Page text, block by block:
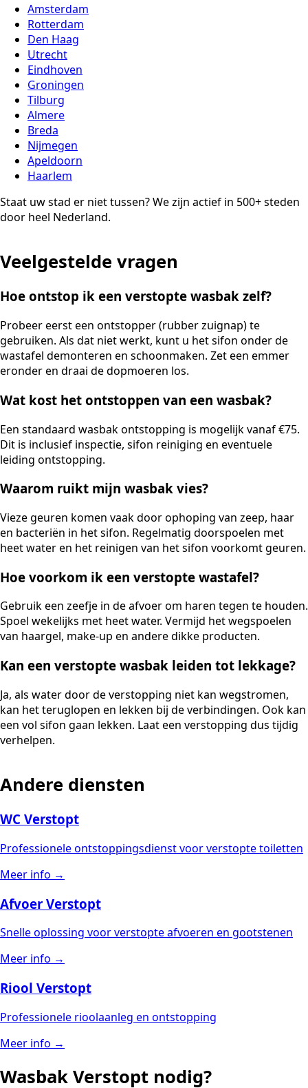
Amsterdam
Rotterdam
Den Haag
Utrecht
Eindhoven
Groningen
Tilburg
Almere
Breda
Nijmegen
Apeldoorn
Haarlem
Staat uw stad er niet tussen? We zijn actief in 500+ steden
door heel Nederland.
Veelgestelde vragen
Hoe ontstop ik een verstopte wasbak zelf?
Probeer eerst een ontstopper (rubber zuignap) te
gebruiken. Als dat niet werkt, kunt u het sifon onder de
wastafel demonteren en schoonmaken. Zet een emmer
eronder en draai de dopmoeren los.
Wat kost het ontstoppen van een wasbak?
Een standaard wasbak ontstopping is mogelijk vanaf €75.
Dit is inclusief inspectie, sifon reiniging en eventuele
leiding ontstopping.
Waarom ruikt mijn wasbak vies?
Vieze geuren komen vaak door ophoping van zeep, haar
en bacteriën in het sifon. Regelmatig doorspoelen met
heet water en het reinigen van het sifon voorkomt geuren.
Hoe voorkom ik een verstopte wastafel?
Gebruik een zeefje in de afvoer om haren tegen te houden.
Spoel wekelijks met heet water. Vermijd het wegspoelen
van haargel, make-up en andere dikke producten.
Kan een verstopte wasbak leiden tot lekkage?
Ja, als water door de verstopping niet kan wegstromen,
kan het teruglopen en lekken bij de verbindingen. Ook kan
een vol sifon gaan lekken. Laat een verstopping dus tijdig
verhelpen.
Andere diensten
WC Verstopt
Professionele ontstoppingsdienst voor verstopte toiletten
Meer info →
Afvoer Verstopt
Snelle oplossing voor verstopte afvoeren en gootstenen
Meer info →
Riool Verstopt
Professionele rioolaanleg en ontstopping
Meer info →
Wasbak Verstopt nodig?